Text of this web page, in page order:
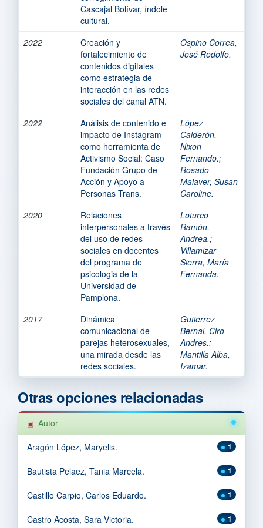
Cascajal Bolívar, índole
cultural.
2022
Creación y
fortalecimiento de
contenidos digitales
como estrategia de
interacción en las redes
sociales del canal ATN.
Ospino Correa,
José Rodolfo.
2022
Análisis de contenido e
impacto de Instagram
como herramienta de
Activismo Social: Caso
Fundación Grupo de
Acción y Apoyo a
Personas Trans.
López
Calderón,
Nixon
Fernando.;
Rosado
Malaver, Susan
Caroline.
2020
Relaciones
interpersonales a través
del uso de redes
sociales en docentes
del programa de
psicologia de la
Universidad de
Pamplona.
Loturco
Ramón,
Andrea.;
Villamizar
Sierra, María
Fernanda.
2017
Dinámica
comunicacional de
parejas heterosexuales,
una mirada desde las
redes sociales.
Gutierrez
Bernal, Ciro
Andres.;
Mantilla Alba,
Izamar.
Otras opciones relacionadas
Autor
1
Aragón López, Maryelis.
1
Bautista Pelaez, Tania Marcela.
1
Castillo Carpio, Carlos Eduardo.
1
Castro Acosta, Sara Victoria.